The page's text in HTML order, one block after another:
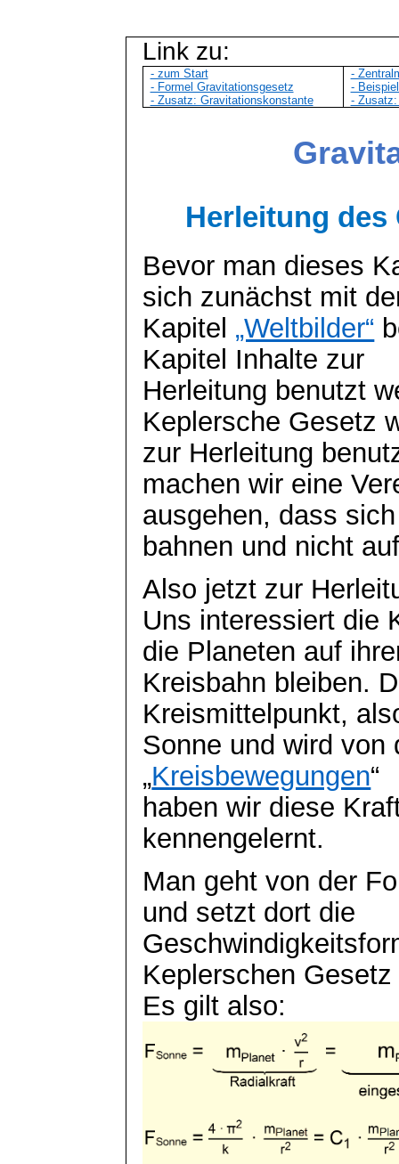
Link zu:
- zum Start
- Formel Gravitationsgesetz
- Zusatz: Gravitationskonstante
-
-
-
Herleitung des
Bevor man dieses
sich zunächst mit
Kapitel „Weltbilder“
Kapitel Inhalte zur
Herleitung benutzt
Keplersche Gesetz
zur Herleitung
machen wir eine
ausgehen, dass
bahnen und nicht
Also jetzt zur
Uns interessiert die
die Planeten auf
Kreisbahn bleiben.
Kreismittelpunkt,
Sonne und wird von
„Kreisbewegungen“
haben wir diese
kennengelernt.
Man geht von der
und setzt dort die
Keplerschen
Es gilt also: